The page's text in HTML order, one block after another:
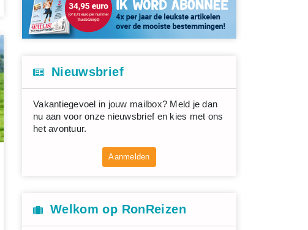
Nieuwsbrief
Vakantiegevoel in jouw mailbox? Meld je dan
nu aan voor onze nieuwsbrief en kies met ons
het avontuur.
Aanmelden
Welkom op RonReizen